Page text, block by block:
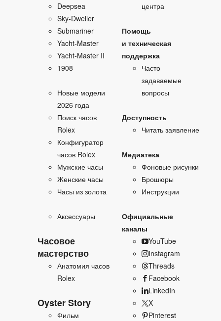
Deepsea
Sky‑Dweller
Submariner
Yacht‑Master
Yacht‑Master II
1908
Новые модели
2026 года
Поиск часов
Rolex
Конфигуратор
часов Rolex
Мужские часы
Женские часы
Часы из золота
Аксессуары
Часовое
мастерство
Анатомия часов
Rolex
Oyster Story
Фильм
центра
Помощь
и техническая
поддержка
Часто
задаваемые
вопросы
Доступность
Читать заявление
Медиатека
Фоновые рисунки
Брошюры
Инструкции
Официальные
каналы
YouTube
Instagram
Threads
Facebook
LinkedIn
X
Pinterest